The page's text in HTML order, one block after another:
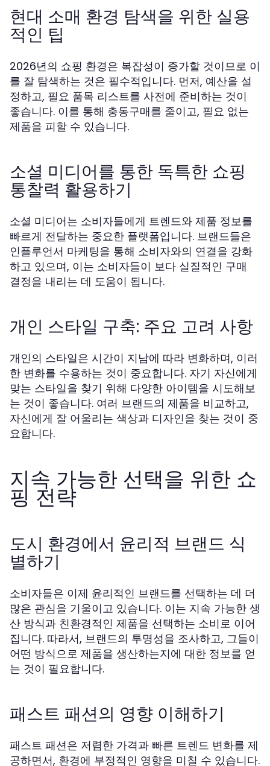
현대 소매 환경 탐색을 위한 실용
적인 팁
2026년의 쇼핑 환경은 복잡성이 증가할 것이므로 이
를 잘 탐색하는 것은 필수적입니다. 먼저, 예산을 설
정하고, 필요 품목 리스트를 사전에 준비하는 것이
좋습니다. 이를 통해 충동구매를 줄이고, 필요 없는
제품을 피할 수 있습니다.
소셜 미디어를 통한 독특한 쇼핑
통찰력 활용하기
소셜 미디어는 소비자들에게 트렌드와 제품 정보를
빠르게 전달하는 중요한 플랫폼입니다. 브랜드들은
인플루언서 마케팅을 통해 소비자와의 연결을 강화
하고 있으며, 이는 소비자들이 보다 실질적인 구매
결정을 내리는 데 도움이 됩니다.
개인 스타일 구축: 주요 고려 사항
개인의 스타일은 시간이 지남에 따라 변화하며, 이러
한 변화를 수용하는 것이 중요합니다. 자기 자신에게
맞는 스타일을 찾기 위해 다양한 아이템을 시도해보
는 것이 좋습니다. 여러 브랜드의 제품을 비교하고,
자신에게 잘 어울리는 색상과 디자인을 찾는 것이 중
요합니다.
지속 가능한 선택을 위한 쇼
핑 전략
도시 환경에서 윤리적 브랜드 식
별하기
소비자들은 이제 윤리적인 브랜드를 선택하는 데 더
많은 관심을 기울이고 있습니다. 이는 지속 가능한 생
산 방식과 친환경적인 제품을 선택하는 소비로 이어
집니다. 따라서, 브랜드의 투명성을 조사하고, 그들이
어떤 방식으로 제품을 생산하는지에 대한 정보를 얻
는 것이 필요합니다.
패스트 패션의 영향 이해하기
패스트 패션은 저렴한 가격과 빠른 트렌드 변화를 제
공하면서, 환경에 부정적인 영향을 미칠 수 있습니다.